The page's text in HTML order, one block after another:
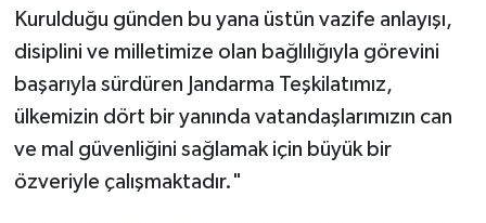
Kurulduğu günden bu yana üstün vazife anlayışı,
disiplini ve milletimize olan bağlılığıyla görevini
başarıyla sürdüren Jandarma Teşkilatımız,
ülkemizin dört bir yanında vatandaşlarımızın can
ve mal güvenliğini sağlamak için büyük bir
özveriyle çalışmaktadır."